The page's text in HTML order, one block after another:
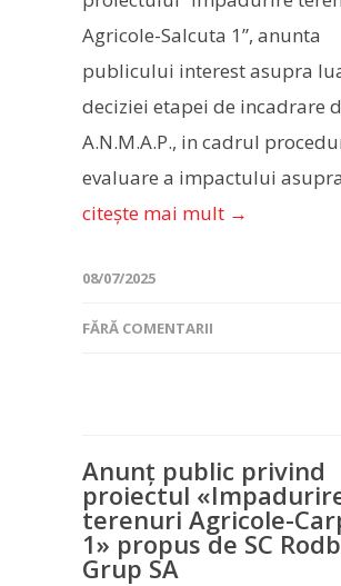
Agricole-Salcuta 1”, anunta
publicului interest asupra
deciziei etapei de incadrare
A.N.M.A.P., in cadrul
evaluare a impactului
citește mai mult →
08/07/2025
FĂRĂ COMENTARII
Anunț public privind
proiectul
terenuri Agricole-
1» propus de SC
Grup SA